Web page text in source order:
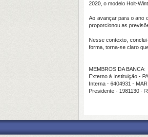
2020, o modelo Holt-
Ao avançar para o ano
proporcionou as
Nesse contexto,
forma, torna-se claro
MEMBROS DA BANCA:
Externo à Instituição -
Interna - 6404931 -
Presidente - 1981130 -